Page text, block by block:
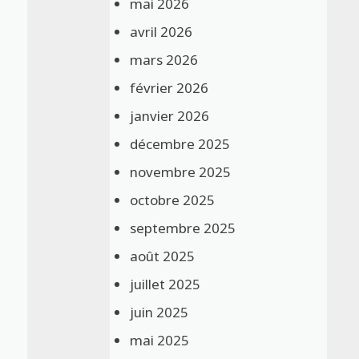
avril 2026
mars 2026
février 2026
janvier 2026
décembre 2025
novembre 2025
octobre 2025
septembre 2025
août 2025
juillet 2025
juin 2025
mai 2025